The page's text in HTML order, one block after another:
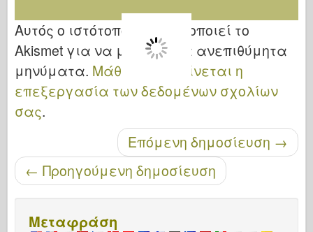
Αυτός ο ιστότοπος χρησιμοποιεί το
Akismet για να μειώσει τα ανεπιθύμητα
μηνύματα. Μάθετε πώς γίνεται η
επεξεργασία των δεδομένων σχολίων
σας.
Μετά την περιήγησηΕπόμενη δημοσίευση →
← Προηγούμενη δημοσίευση
Μεταφράση